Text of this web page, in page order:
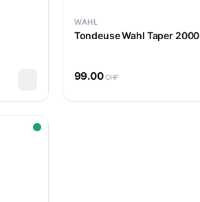
WAHL
Tondeuse Wahl Taper 2000
99.00CHF